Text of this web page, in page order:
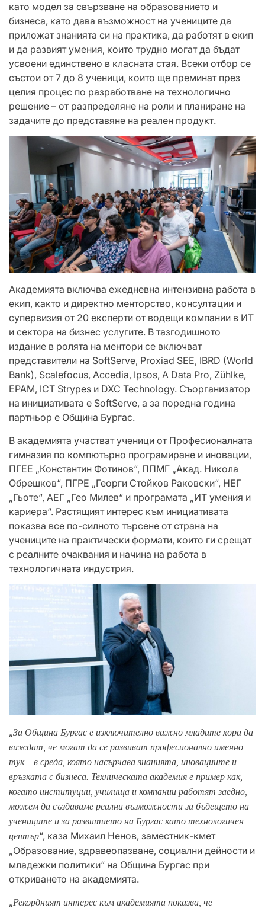
като модел за свързване на образованието и
бизнеса, като дава възможност на учениците да
приложат знанията си на практика, да работят в екип
и да развият умения, които трудно могат да бъдат
усвоени единствено в класната стая. Всеки отбор се
състои от 7 до 8 ученици, които ще преминат през
целия процес по разработване на технологично
решение – от разпределяне на роли и планиране на
задачите до представяне на реален продукт.
Академията включва ежедневна интензивна работа в
екип, както и директно менторство, консултации и
супервизия от 20 експерти от водещи компании в ИТ
и сектора на бизнес услугите. В тазгодишното
издание в ролята на ментори се включват
представители на SoftServe, Proxiad SEE, IBRD (World
Bank), Scalefocus, Accedia, Ipsos, A Data Pro, Zühlke,
EPAM, ICT Strypes и DXC Technology. Съорганизатор
на инициативата е SoftServe, а за поредна година
партньор е Община Бургас.
В академията участват ученици от Професионалната
гимназия по компютърно програмиране и иновации,
ПГЕЕ „Константин Фотинов“, ППМГ „Акад. Никола
Обрешков“, ПГРЕ „Георги Стойков Раковски“, НЕГ
„Гьоте“, АЕГ „Гео Милев“ и програмата „ИТ умения и
кариера“. Растящият интерес към инициативата
показва все по-силното търсене от страна на
учениците на практически формати, които ги срещат
с реалните очаквания и начина на работа в
технологичната индустрия.
„За Община Бургас е изключително важно младите хора да
виждат, че могат да се развиват професионално именно
тук – в среда, която насърчава знанията, иновациите и
връзката с бизнеса. Техническата академия е пример как,
когато институции, училища и компании работят заедно,
можем да създаваме реални възможности за бъдещето на
учениците и за развитието на Бургас като технологичен
център“, каза Михаил Ненов, заместник-кмет
„Образование, здравеопазване, социални дейности и
младежки политики“ на Община Бургас при
откриването на академията.
„Рекордният интерес към академията показва, че